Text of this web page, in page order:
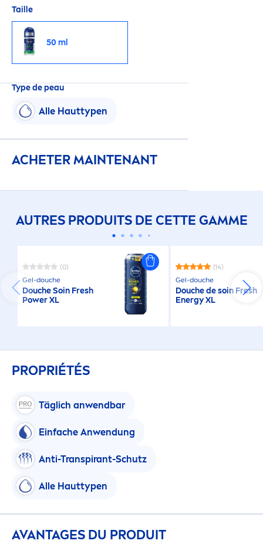
Taille
50 ml
Type de peau
Alle Hauttypen
ACHETER MAINTENANT
AUTRES PRODUITS DE CETTE GAMME
(0)
Gel-douche
Douche Soin Fresh
Power XL
(14)
Gel-douche
Douche de soin Fresh
Energy XL
PROPRIÉTÉS
Täglich anwendbar
Einfache Anwendung
Anti-Transpirant-Schutz
Alle Hauttypen
AVANTAGES DU PRODUIT